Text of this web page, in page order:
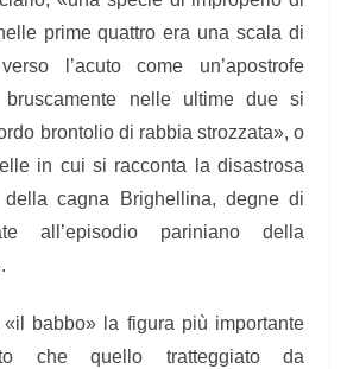
prime quattro era una scala di
l’acuto come un’apostrofe
nelle ultime due si
brontolio di rabbia strozzata», o
in cui si racconta la disastrosa
della cagna Brighellina, degne di
all’episodio pariniano della
«il babbo» la figura più importante
che quello tratteggiato da